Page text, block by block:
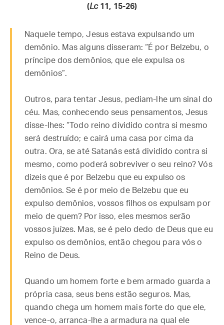
(Lc11, 15-26)
Naquele tempo, Jesus estava expulsando um
demônio. Mas alguns disseram: “É por Belzebu, o
príncipe dos demônios, que ele expulsa os
demônios”.
Outros, para tentar Jesus, pediam-lhe um sinal do
céu. Mas, conhecendo seus pensamentos, Jesus
disse-lhes: “Todo reino dividido contra si mesmo
será destruído; e cairá uma casa por cima da
outra. Ora, se até Satanás está dividido contra si
mesmo, como poderá sobreviver o seu reino? Vós
dizeis que é por Belzebu que eu expulso os
demônios. Se é por meio de Belzebu que eu
expulso demônios, vossos filhos os expulsam por
meio de quem? Por isso, eles mesmos serão
vossos juízes. Mas, se é pelo dedo de Deus que eu
expulso os demônios, então chegou para vós o
Reino de Deus.
Quando um homem forte e bem armado guarda a
própria casa, seus bens estão seguros. Mas,
quando chega um homem mais forte do que ele,
vence-o, arranca-lhe a armadura na qual ele